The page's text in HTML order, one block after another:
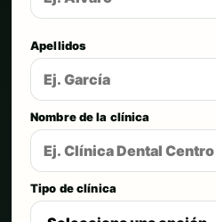
Apellidos
Nombre de la clínica
Tipo de clínica